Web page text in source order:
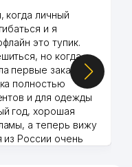
когда личный
и я
это тупик.
но когда
первые заказы,
полностью
и для одежды
год, хорошая
а теперь вижу
из России очень